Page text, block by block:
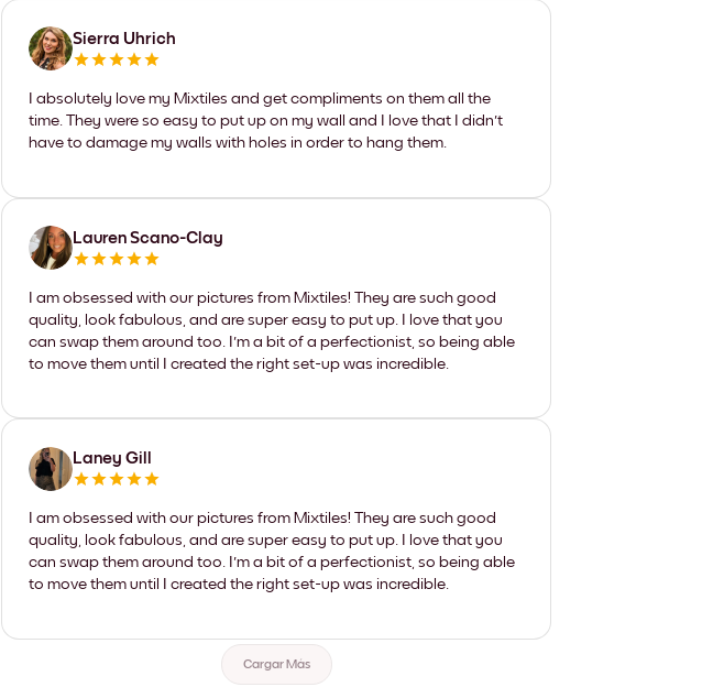
Sierra Uhrich
I absolutely love my Mixtiles and get compliments on them all the
time. They were so easy to put up on my wall and I love that I didn't
have to damage my walls with holes in order to hang them.
Lauren Scano-Clay
I am obsessed with our pictures from Mixtiles! They are such good
quality, look fabulous, and are super easy to put up. I love that you
can swap them around too. I'm a bit of a perfectionist, so being able
to move them until I created the right set-up was incredible.
Laney Gill
I am obsessed with our pictures from Mixtiles! They are such good
quality, look fabulous, and are super easy to put up. I love that you
can swap them around too. I'm a bit of a perfectionist, so being able
to move them until I created the right set-up was incredible.
Cargar Más